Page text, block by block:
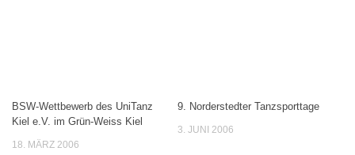
BSW-Wettbewerb des UniTanz
Kiel e.V. im Grün-Weiss Kiel
18. MÄRZ 2006
9. Norderstedter Tanzsporttage
3. JUNI 2006